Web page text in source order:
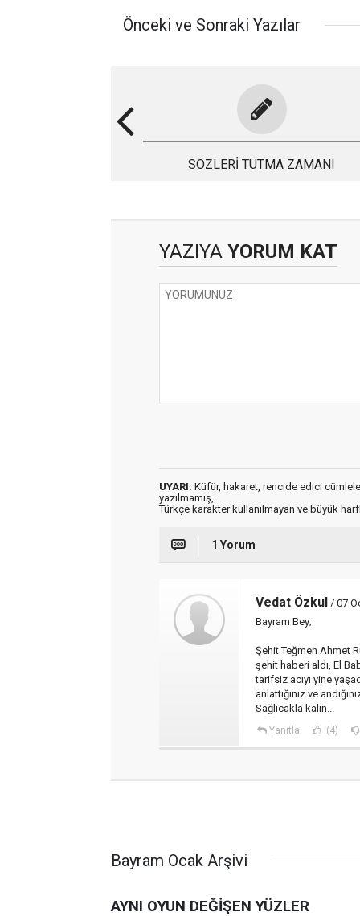
Önceki ve Sonraki Yazılar
SÖZLERİ TUTMA ZAMANI
YAZIYA YORUM KAT
UYARI: Küfür, hakaret, rencide edici
yazılmamış,
Türkçe karakter kullanılmayan ve büyük
1 Yorum
Vedat Özkul / 07
Bayram Bey;
Şehit Teğmen Ahmet
şehit haberi aldı, El
tarifsiz acıyı yine
anlattığınız ve
Sağlıcakla kalın...
Yanıtla (4)
Bayram Ocak Arşivi
AYNI OYUN DEĞİŞEN YÜZLER